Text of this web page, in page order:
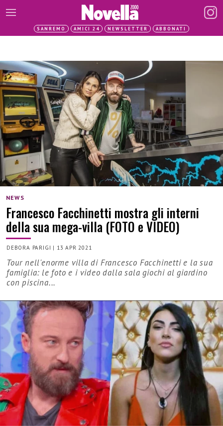
SANREMO AMICI 24 NEWSLETTER ABBONATI
NEWS
Francesco Facchinetti mostra gli interni
della sua mega-villa (FOTO e VIDEO)
DEBORA PARIGI | 13 APR 2021
Tour nell'enorme villa di Francesco Facchinetti e la sua
famiglia: le foto e i video dalla sala giochi al giardino
con piscina...